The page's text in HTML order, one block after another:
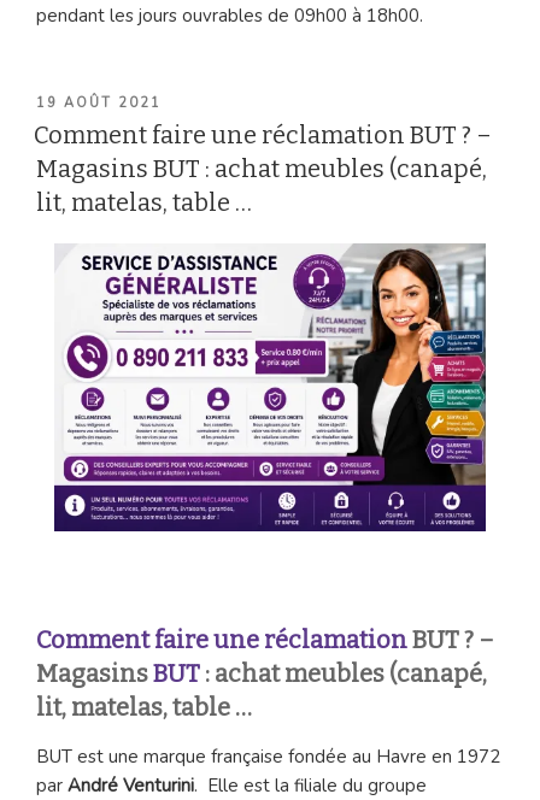
pendant les jours ouvrables de 09h00 à 18h00.
PUBLIÉ
LE
19 AOÛT 2021
Comment faire une réclamation BUT ? –
Magasins BUT : achat meubles (canapé,
lit, matelas, table …
Comment faire une réclamationBUT ? –
MagasinsBUT : achat meubles (canapé,
lit, matelas, table …
BUT est une marque française fondée au Havre en 1972
par André Venturini. Elle est la filiale du groupe